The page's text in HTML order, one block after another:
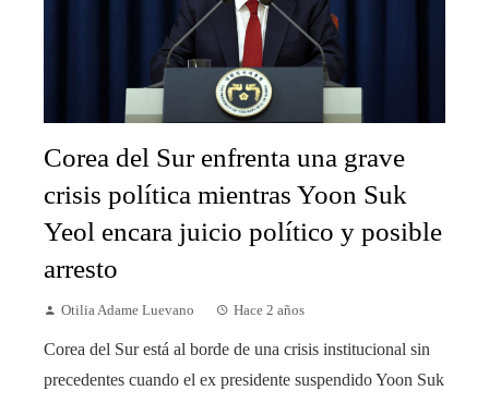
Corea del Sur enfrenta una grave
crisis política mientras Yoon Suk
Yeol encara juicio político y posible
arresto
Otilia Adame Luevano Hace 2 años
Corea del Sur está al borde de una crisis institucional sin
precedentes cuando el ex presidente suspendido Yoon Suk